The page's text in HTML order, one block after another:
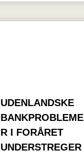
UDENLANDSKE
BANKPROBLEME
R I FORÅRET
UNDERSTREGER